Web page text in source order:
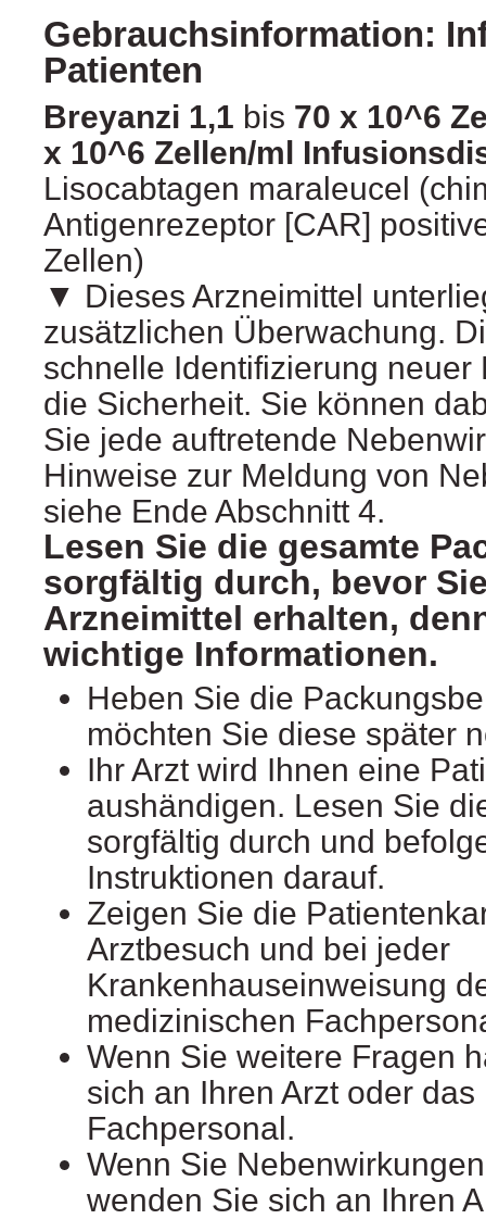
Gebrauchsinformation:
Patienten
Breyanzi 1,1 bis 70 x 10^6
x 10^6 Zellen/ml
Lisocabtagen maraleucel
Antigenrezeptor [CAR]
Zellen)
▼ Dieses Arzneimittel
zusätzlichen Überwachung.
schnelle Identifizierung neuer
die Sicherheit. Sie können
Sie jede auftretende
Hinweise zur Meldung von
siehe Ende Abschnitt 4.
Lesen Sie die gesamte
sorgfältig durch, bevor
Arzneimittel erhalten,
wichtige Informationen.
Heben Sie die
möchten Sie diese später
Ihr Arzt wird Ihnen eine
aushändigen. Lesen Sie
sorgfältig durch und
Instruktionen darauf.
Zeigen Sie die
Arztbesuch und bei jeder
Krankenhauseinweisung
medizinischen
Wenn Sie weitere Fragen
sich an Ihren Arzt oder
Fachpersonal.
Wenn Sie
wenden Sie sich an Ihren